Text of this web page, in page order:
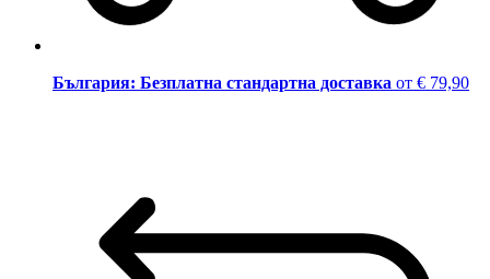
България: Безплатна стандартна доставка от € 79,90